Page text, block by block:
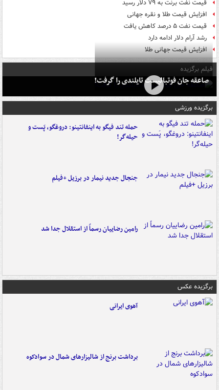
قیمت نفت برنت به ۷۹ دلار رسید
افزایش قیمت طلا و نقره جهانی
قیمت نفت ۵ درصد کاهش یافت
رشد آرام دلار ادامه دارد
افزایش قیمت جهانی طلا
فیلم برگزیده
صاعقه جان فوتبالیست تایلندی را گرفت!
برگزیده ورزشی
حمله تند فیگو به اینفانتینو: دروغگو، پَست‌ و
حیله‌گر!
جنجال جدید نیمار در برزیل +فیلم
رامین رضاییان رسماً از استقلال جدا شد
برگزیده عکس
آهوی ایرانی
برداشت برنج از شالیزارهای شمال در سوادکوه